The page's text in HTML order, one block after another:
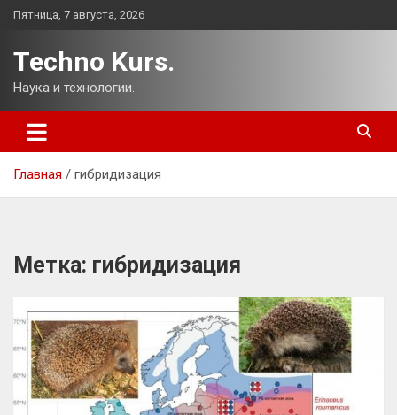
Перейти
Пятница, 7 августа, 2026
Techno Kurs.
Наука и технологии.
Главная гибридизация
Метка: гибридизация